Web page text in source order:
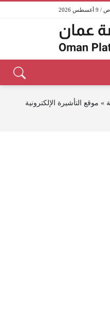
» موقع التأشيرة الإلكترونية